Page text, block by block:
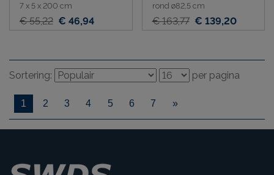
7 x 5 x 200 cm
€ 55,22 € 46,94
rond ø82,5 cm
€ 163,77 € 139,20
Sortering: per pagina
1 2 3 4 5 6 7 »